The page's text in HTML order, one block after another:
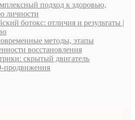
подход к здоровью,
личности
ботокс: отличия и результаты |
методы, этапы
восстановления
скрытый двигатель
продвижения